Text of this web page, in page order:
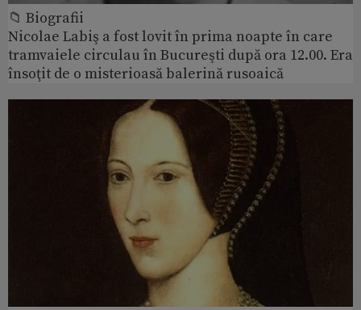
📁 Biografii
Nicolae Labiş a fost lovit în prima noapte în care
tramvaiele circulau în Bucureşti după ora 12.00. Era
însoţit de o misterioasă balerină rusoaică